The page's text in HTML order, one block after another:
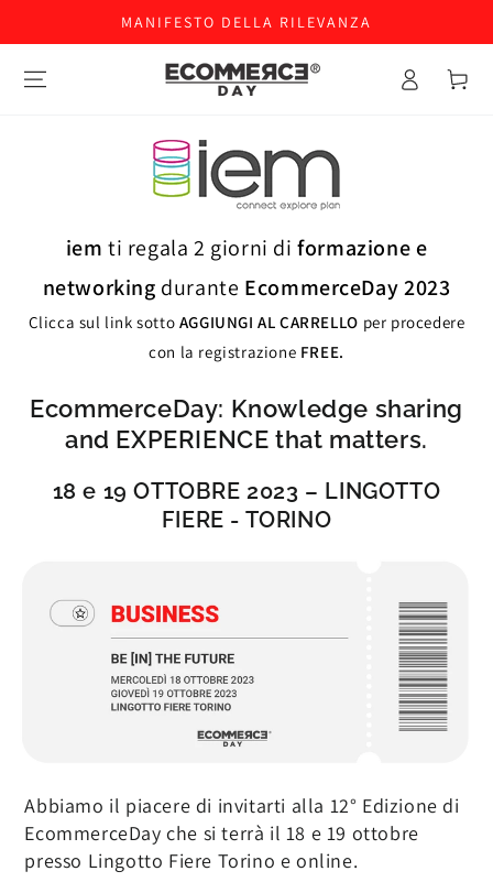
MANIFESTO DELLA RILEVANZA
Accesso Carello
iem ti regala 2 giorni diformazione e
networking durante EcommerceDay 2023
Clicca sul link sotto AGGIUNGI AL CARRELLO per procedere
con la registrazione FREE.
EcommerceDay: Knowledge sharing
and EXPERIENCE that matters.
18 e 19 OTTOBRE 2023 – LINGOTTO
FIERE - TORINO
Abbiamo il piacere di invitarti alla 12° Edizione di
EcommerceDay che si terrà il 18 e 19 ottobre
presso Lingotto Fiere Torino e online.